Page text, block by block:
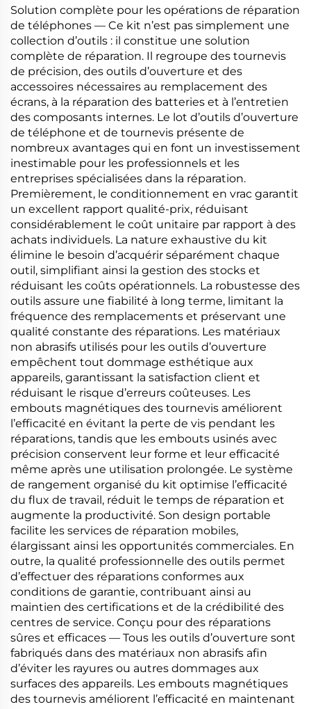
électronique
Solution complète pour les opérations de réparation
de téléphones — Ce kit n’est pas simplement une
collection d’outils : il constitue une solution
complète de réparation. Il regroupe des tournevis
de précision, des outils d’ouverture et des
accessoires nécessaires au remplacement des
écrans, à la réparation des batteries et à l’entretien
des composants internes. Le lot d’outils d’ouverture
de téléphone et de tournevis présente de
nombreux avantages qui en font un investissement
inestimable pour les professionnels et les
entreprises spécialisées dans la réparation.
Premièrement, le conditionnement en vrac garantit
un excellent rapport qualité-prix, réduisant
considérablement le coût unitaire par rapport à des
achats individuels. La nature exhaustive du kit
élimine le besoin d’acquérir séparément chaque
outil, simplifiant ainsi la gestion des stocks et
réduisant les coûts opérationnels. La robustesse des
outils assure une fiabilité à long terme, limitant la
fréquence des remplacements et préservant une
qualité constante des réparations. Les matériaux
non abrasifs utilisés pour les outils d’ouverture
empêchent tout dommage esthétique aux
appareils, garantissant la satisfaction client et
réduisant le risque d’erreurs coûteuses. Les
embouts magnétiques des tournevis améliorent
l’efficacité en évitant la perte de vis pendant les
réparations, tandis que les embouts usinés avec
précision conservent leur forme et leur efficacité
même après une utilisation prolongée. Le système
de rangement organisé du kit optimise l’efficacité
du flux de travail, réduit le temps de réparation et
augmente la productivité. Son design portable
facilite les services de réparation mobiles,
élargissant ainsi les opportunités commerciales. En
outre, la qualité professionnelle des outils permet
d’effectuer des réparations conformes aux
conditions de garantie, contribuant ainsi au
maintien des certifications et de la crédibilité des
centres de service. Conçu pour des réparations
sûres et efficaces — Tous les outils d’ouverture sont
fabriqués dans des matériaux non abrasifs afin
d’éviter les rayures ou autres dommages aux
surfaces des appareils. Les embouts magnétiques
des tournevis améliorent l’efficacité en maintenant